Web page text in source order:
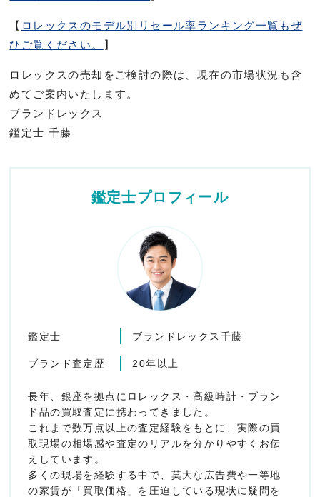
【 ロレックスのモデル別リセール率ランキング一覧もぜ
ひご覧ください。
】
ロレックスの売却をご検討の際は、現在の市場状況も含
めてご案内いたします。
ブランドレックス
鑑定士 千藤
鑑定士プロフィール
鑑定士 ブランドレックス千藤
ブランド査定歴 20年以上
長年、銀座を拠点にロレックス・高級時計・ブラン
ド品の買取査定に携わってきました。
これまで数万点以上の査定経験をもとに、実際の買
取現場の相場感や査定のリアルを分かりやすくお伝
えしています。
多くの現場を経験する中で、莫大な広告費や一等地
の家賃が「買取価格」を圧迫している現状に疑問を